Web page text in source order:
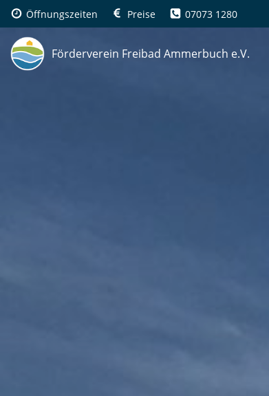
Zum
Inhalt
springen
Öffnungszeiten Preise 07073 1280
Förderverein Freibad Ammerbuch e.V.